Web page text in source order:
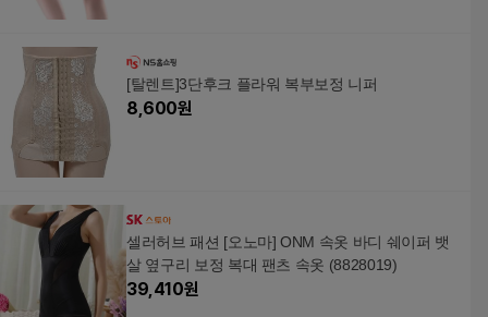
[탈렌트]3단후크 플라워 복부보정 니퍼
8,600원
셀러허브 패션 [오노마] ONM 속옷 바디 쉐이퍼 뱃
살 옆구리 보정 복대 팬츠 속옷 (8828019)
39,410원